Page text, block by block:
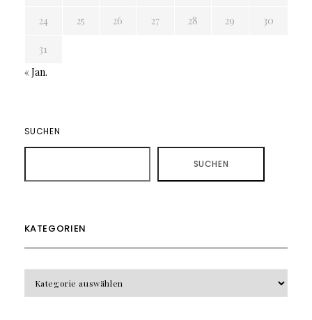
24 25 26 27 28 29 30
31
« Jan.
SUCHEN
SUCHEN
KATEGORIEN